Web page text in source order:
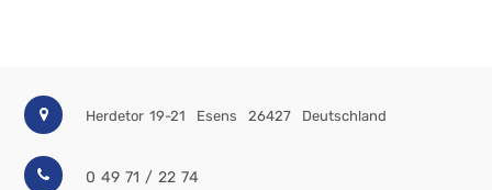
Herdetor 19-21 Esens 26427 Deutschland
0 49 71 / 22 74